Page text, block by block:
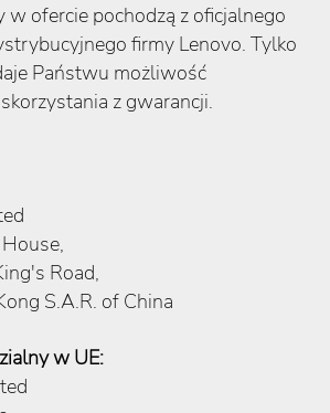
ofercie pochodzą z oficjalnego
firmy Lenovo. Tylko
Państwu możliwość
z gwarancji.
Road,
S.A.R. of China
w UE: